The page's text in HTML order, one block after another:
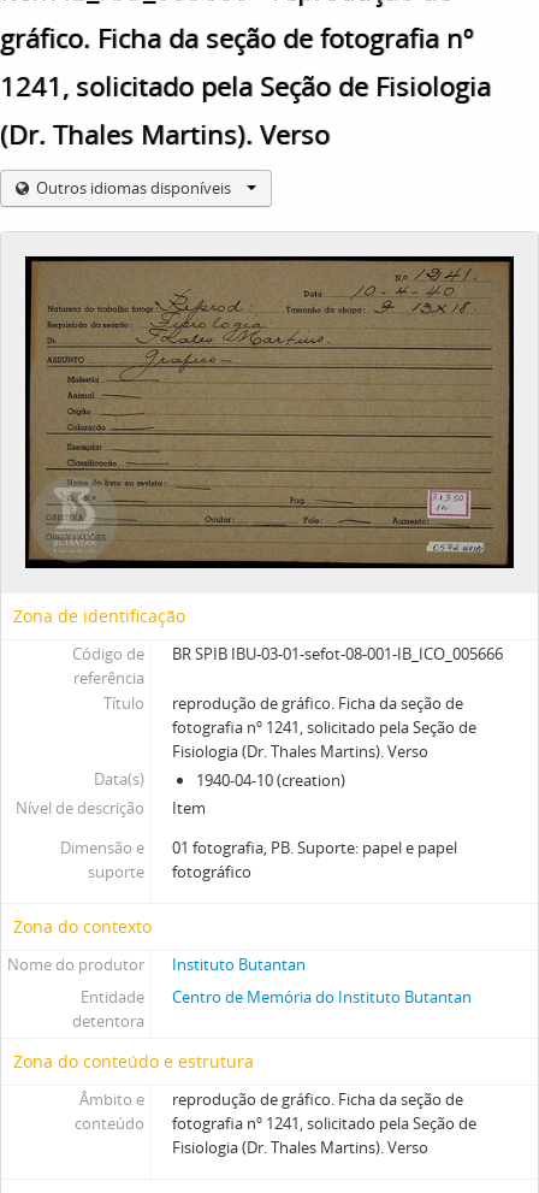
gráfico. Ficha da seção de fotografia nº
1241, solicitado pela Seção de Fisiologia
(Dr. Thales Martins). Verso
Outros idiomas disponíveis
Zona de identificação
Código de
referência
BR SPIB IBU-03-01-sefot-08-001-IB_ICO_005666
Título
reprodução de gráfico. Ficha da seção de
fotografia nº 1241, solicitado pela Seção de
Fisiologia (Dr. Thales Martins). Verso
Data(s)
1940-04-10 (creation)
Nível de descrição
Item
Dimensão e
suporte
01 fotografia, PB. Suporte: papel e papel
fotográfico
Zona do contexto
Nome do produtor
Instituto Butantan
Entidade
detentora
Centro de Memória do Instituto Butantan
Zona do conteúdo e estrutura
Âmbito e
conteúdo
reprodução de gráfico. Ficha da seção de
fotografia nº 1241, solicitado pela Seção de
Fisiologia (Dr. Thales Martins). Verso